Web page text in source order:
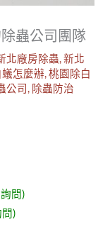
蟲公司團隊
北廠房除蟲,新北
蟻怎麼辦,桃園除白
公司, 除蟲防治
問)
)